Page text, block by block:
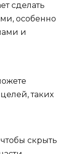
сделать
особенно
и
таких
скрыть